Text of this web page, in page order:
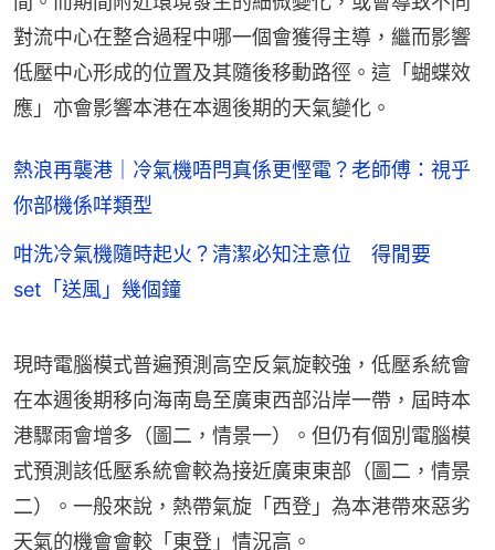
對流中心在整合過程中哪一個會獲得主導，繼而影響
低壓中心形成的位置及其隨後移動路徑。這「蝴蝶效
應」亦會影響本港在本週後期的天氣變化。
熱浪再襲港｜冷氣機唔閂真係更慳電？老師傅：視乎
你部機係咩類型
咁洗冷氣機隨時起火？清潔必知注意位 得閒要
set「送風」幾個鐘
現時電腦模式普遍預測高空反氣旋較強，低壓系統會
在本週後期移向海南島至廣東西部沿岸一帶，屆時本
港驟雨會增多（圖二，情景一）。但仍有個別電腦模
式預測該低壓系統會較為接近廣東東部（圖二，情景
二）。一般來說，熱帶氣旋「西登」為本港帶來惡劣
天氣的機會會較「東登」情況高。